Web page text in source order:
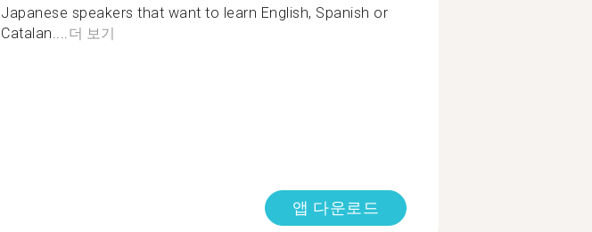
Japanese speakers that want to learn English, Spanish or
Catalan....더 보기
앱 다운로드